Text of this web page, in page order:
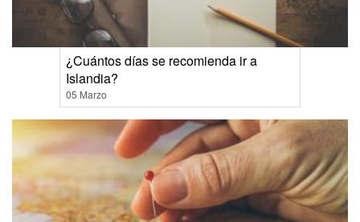
¿Cuántos días se recomienda ir a
Islandia?
05 Marzo